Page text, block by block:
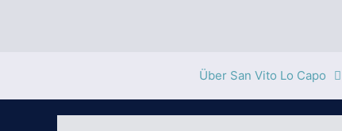
Über San Vito Lo Capo